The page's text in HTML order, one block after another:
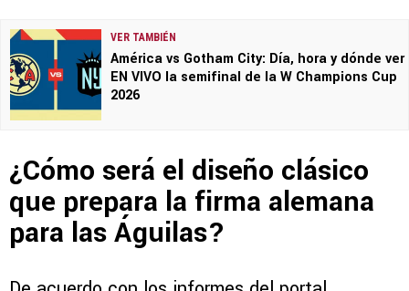
VER TAMBIÉN
América vs Gotham City: Día, hora y dónde ver
EN VIVO la semifinal de la W Champions Cup
2026
¿Cómo será el diseño clásico
que prepara la firma alemana
para las Águilas?